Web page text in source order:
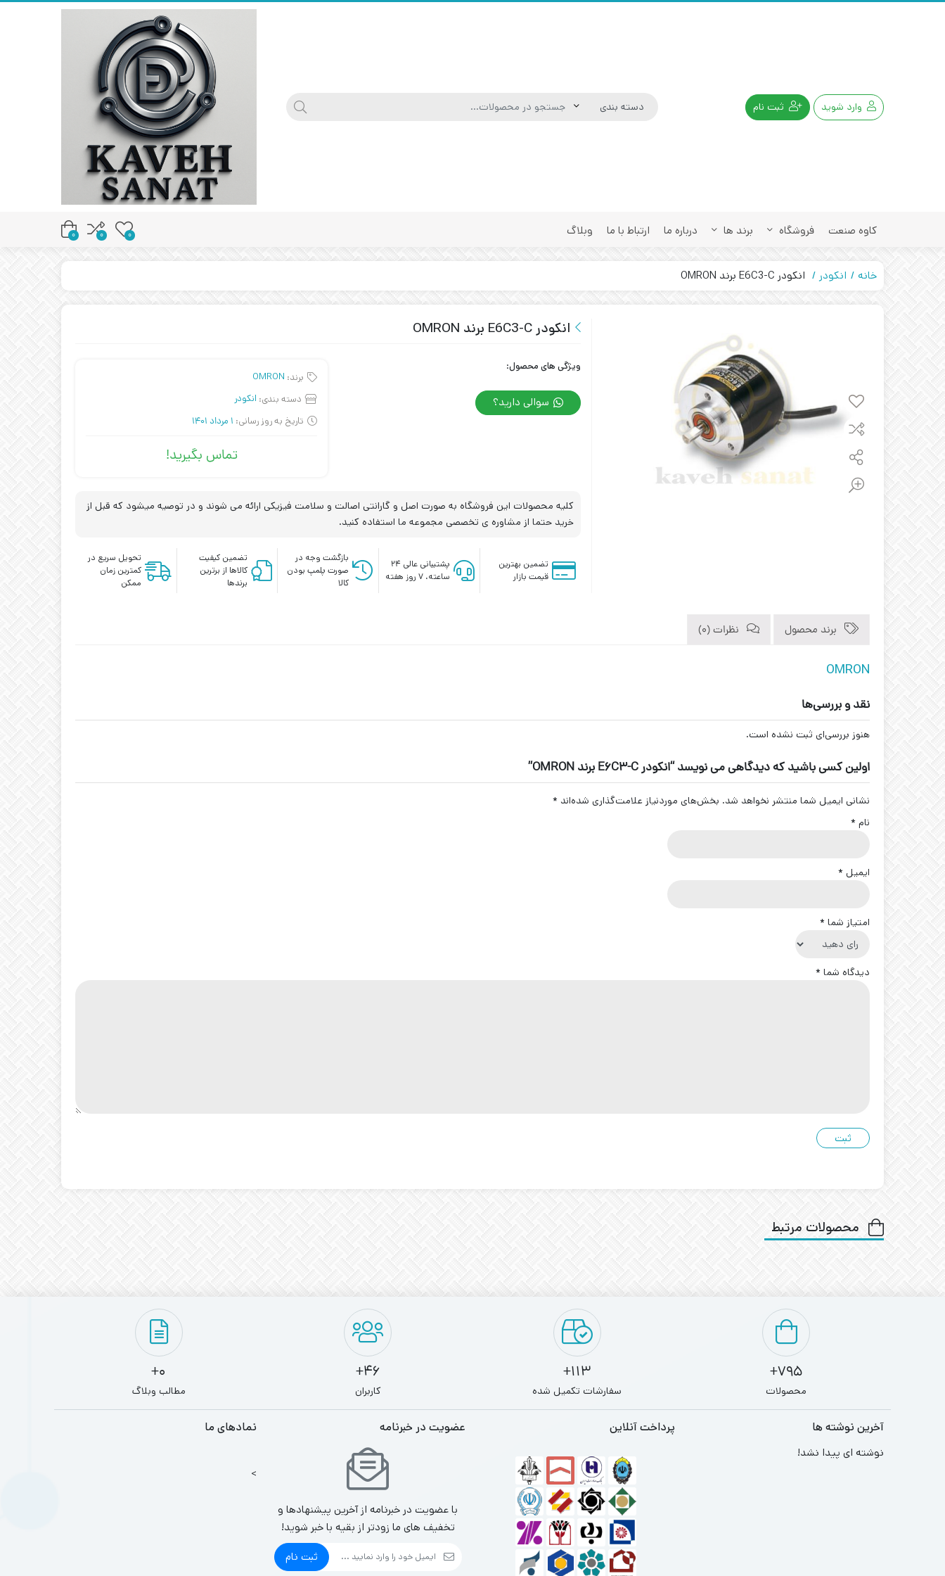
وارد شوید ثبت نام
کاوه صنعت فروشگاه برند ها درباره ما ارتباط با ما وبلاگ 0
0
0
خانه انکودر انکودر E6C3-C برند OMRON
انکودر E6C3-C برند OMRON
ویژگی های محصول:
سوالی دارید؟
برند: OMRON
دسته بندی: انکودر
تاریخ به روز رسانی: 1 مرداد 1401
تماس بگیرید!
کلیه محصولات این فروشگاه به صورت اصل و گارانتی اصالت و سلامت فیزیکی ارائه می شوند و در توصیه میشود که قبل از
خرید حتما از مشاوره ی تخصصی مجموعه ما استفاده کنید.
تضمین بهترین
قیمت بازار
پشتیبانی عالی ۲۴
ساعته، ۷ روز هفته
بازگشت وجه در
صورت پلمپ بودن
کالا
تضمین کیفیت
کالاها از برترین
برندها
تحویل سریع در
کمترین زمان
ممکن
برند محصول نظرات (0)
OMRON
نقد و بررسی‌ها
هنوز بررسی‌ای ثبت نشده است.
اولین کسی باشید که دیدگاهی می نویسد “انکودر E6C3-C برند OMRON”
نشانی ایمیل شما منتشر نخواهد شد. بخش‌های موردنیاز علامت‌گذاری شده‌اند *
نام *
ایمیل *
امتیاز شما *
دیدگاه شما *
محصولات مرتبط
795+
محصولات
113+
سفارشات تکمیل شده
46+
کاربران
0+
مطالب وبلاگ
آخرین نوشته ها
نوشته ای پیدا نشد!
پرداخت آنلاین عضویت در خبرنامه
با عضویت در خبرنامه از آخرین پیشنهادها و
تخفیف های ما زودتر از بقیه با خبر شوید!
ثبت نام
نمادهای ما
>